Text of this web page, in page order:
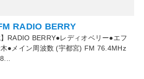
RADIO BERRY
】RADIO BERRY●レディオベリー●エフ
●メイン周波数 (宇都宮) FM 76.4MHz